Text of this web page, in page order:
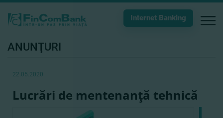
Internet Banking
ANUNŢURI
22.05.2020
Lucrări de mentenanţă tehnică